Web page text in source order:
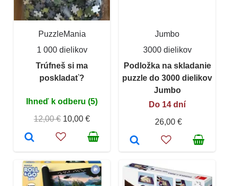
PuzzleMania
1 000 dielikov
Trúfneš si ma
poskladať?
Ihneď k odberu (5)
12,00 € 10,00 €
Jumbo
3000 dielikov
Podložka na skladanie
puzzle do 3000 dielikov
Jumbo
Do 14 dní
26,00 €